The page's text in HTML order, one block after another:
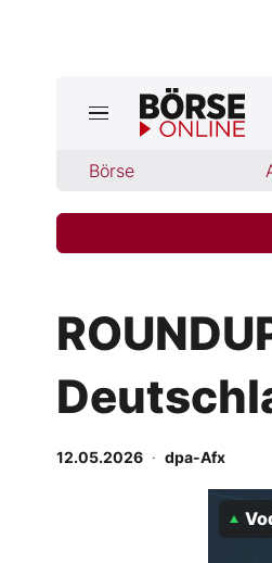
Börse
Jetzt aktuelle
Finanz-Check
Abo & Shop
BO-
Experten
12.05.2026 · dpa-Afx